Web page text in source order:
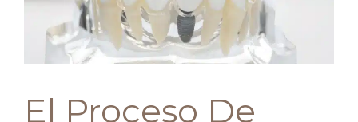
El Proceso De